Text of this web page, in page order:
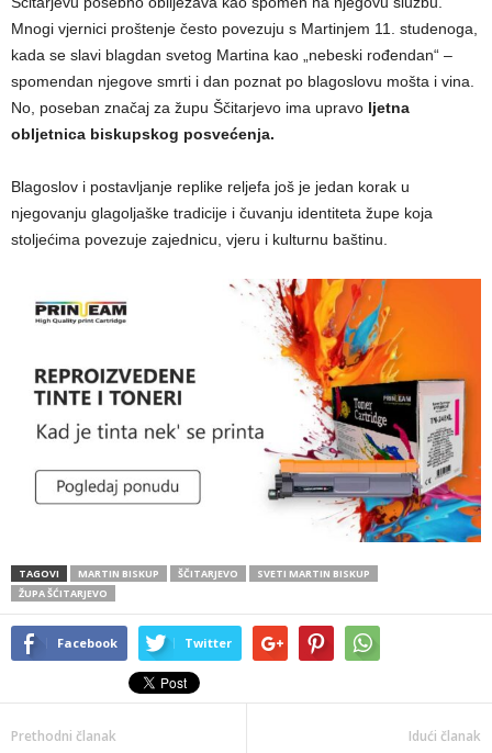
Mnogi vjernici proštenje često povezuju s Martinjem 11. studenoga,
kada se slavi blagdan svetog Martina kao „nebeski rođendan“ –
spomendan njegove smrti i dan poznat po blagoslovu mošta i vina.
No, poseban značaj za župu Ščitarjevo ima upravo ljetna
obljetnica biskupskog posvećenja.
Blagoslov i postavljanje replike reljefa još je jedan korak u
njegovanju glagoljaške tradicije i čuvanju identiteta župe koja
stoljećima povezuje zajednicu, vjeru i kulturnu baštinu.
TAGOVI MARTIN BISKUP ŠČITARJEVO
SVETI MARTIN BISKUP
ŽUPA ŠĆITARJEVO
Facebook Twitter
Prethodni članak Idući članak